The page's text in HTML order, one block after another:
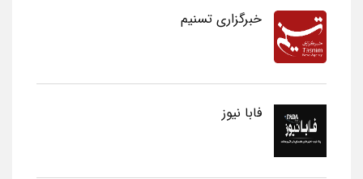
خبرگزاری تسنیم
فابا نیوز